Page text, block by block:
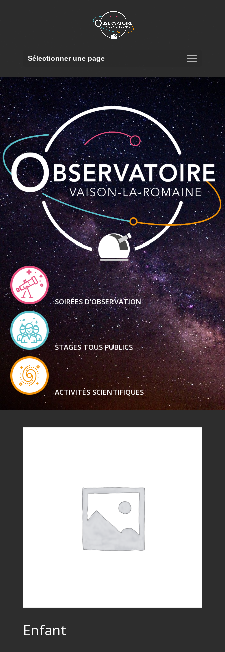
Sélectionner une page
SOIRÉES D'OBSERVATION
STAGES TOUS PUBLICS
ACTIVITÉS SCIENTIFIQUES
Enfant